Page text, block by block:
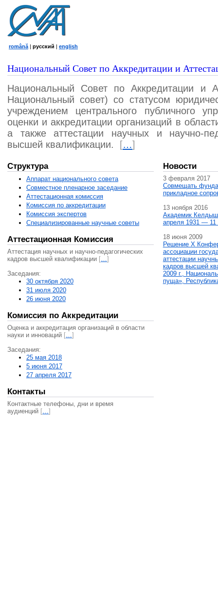
română | русский | english
Национальный Совет по Аккредитации и
Национальный Совет по Аккредитации и
Национальный совет) со статусом
учреждением центрального публичного
оценки и аккредитации организаций в
а также аттестации научных и научно-
высшей квалификации.
[…]
Структура
Аппарат национального совета
Совместное пленарное заседание
Аттестационная комисcия
Комиссия по аккредитации
Комиссия экспертов
Специализированные научные советы
Аттестационная Комиссия
Аттестация научных и научно-педагогических
кадров высшей квалификации […]
Заседания:
30 октября 2020
31 июля 2020
26 июня 2020
Комиссия по Аккредитации
Оценка и аккредитация организаций в области
науки и инноваций […]
Заседания:
25 мая 2018
5 июня 2017
27 апреля 2017
Контакты
Контактные телефоны, дни и время
аудиенций […]
Новости
3 февраля 2017
Совмещать
прикладное
13 ноября 2016
Академик
апреля 1931 — 11
18 июня 2009
Решение X
ассоциации
аттестации
кадров высшей
2009 г.,
пуща»,